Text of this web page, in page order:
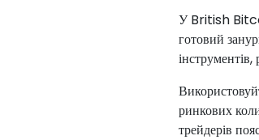
У British
готовий
ринкових
трейдерів